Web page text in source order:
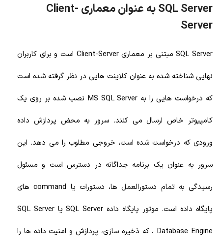
SQL Server به عنوان معماری Client-
Server
SQL Server مبتنی بر معماری Client-Server است و برای کاربران
نهایی شناخته شده به عنوان کلاینت هایی در نظر گرفته شده است
که درخواست هایی را به MS SQL Server نصب شده بر روی یک
کامپیوتر خاص ارسال می کنند. سرور به محض پردازش داده
ورودی که درخواست شده است، خروجی مطلوب را می دهد. این
سرور به عنوان یک برنامه جداگانه در دسترس است و مسئول
رسیدگی به تمام دستورالعمل ها، دستورات یا command های
پایگاه داده است. موتور پایگاه داده SQL Server یا SQL Server
Database Engine ، که ذخیره سازی، پردازش و امنیت داده ها را